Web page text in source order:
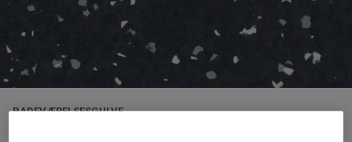
BADEVÆRELSESGULVE